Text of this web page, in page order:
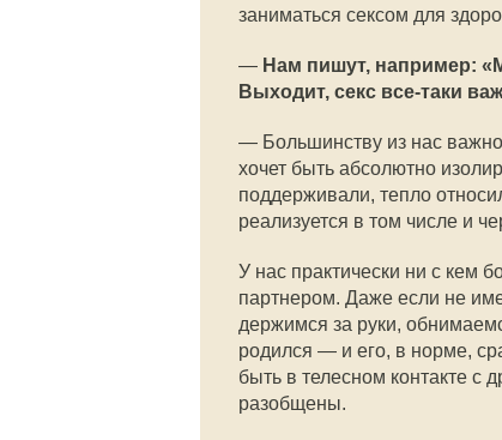
заниматься сексом для
— Нам пишут, например:
Выходит, секс все-таки
— Большинству из нас важно
хочет быть абсолютно
поддерживали, тепло
реализуется в том числе и
У нас практически ни с кем
партнером. Даже если не
держимся за руки,
родился — и его, в норме,
быть в телесном контакте с
разобщены.